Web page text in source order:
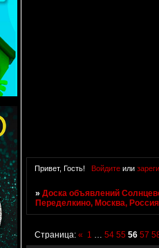
Привет, Гость! Войдитеили
»Доска объявлений
Переделкино, Москва, Россия
Страница:« 1 … 54 55 56 57